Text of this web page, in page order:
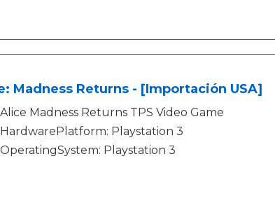
Madness Returns - [Importación USA]
Alice Madness Returns TPS Video Game
HardwarePlatform: Playstation 3
OperatingSystem: Playstation 3